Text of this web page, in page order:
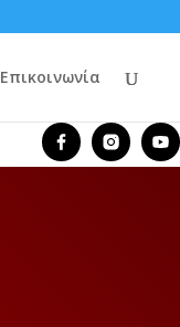
Επικοινωνία